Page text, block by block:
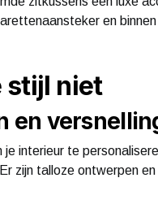
en
stijl niet
en
je interieur te
zijn talloze ontwerpen